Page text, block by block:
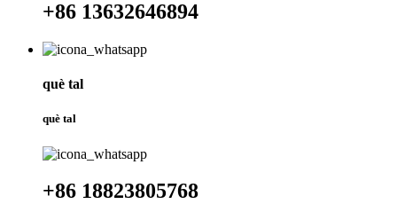
+86 13632646894
què tal
què tal
+86 18823805768